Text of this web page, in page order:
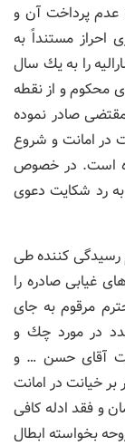
عدم پرداخت آن و
مستنداً به
را به یك سال
محكوم و از نقطه
صادر نموده
امانت و شروع
است. در خصوص
رد شكایت دعوی
رسیدگی كننده طی
دادنامه های غیابی صادره را
مرقوم به جای
در مورد چك و
آقای حسن … و
بر خیانت در امانت
و فقد ادله كافی
بخواسته ابطال